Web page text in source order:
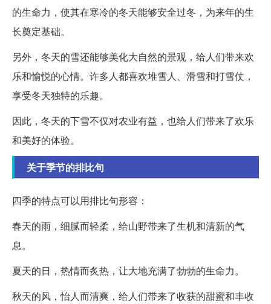
的生命力，使其在寒冷的冬天能够安全过冬，为来年的生
长奠定基础。
另外，冬天的雪还能够美化大自然的景观，给人们带来欢
乐和愉悦的心情。许多人都喜欢堆雪人、滑雪和打雪仗，
享受冬天独特的乐趣。
因此，冬天的下雪不仅对农业有益，也给人们带来了欢乐
和美好的体验。
关于季节的排比句
四季的特点可以用排比句形容：
春天的雨，细腻而轻柔，给山野带来了生机和清新的气
息。
夏天的日，热情而炙热，让大地充满了勃勃的生命力。
秋天的风，怡人而清爽，给人们带来了收获的甜蜜和丰收